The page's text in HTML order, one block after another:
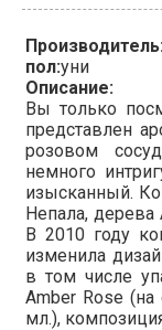
Производитель:
пол:уни
Описание:
Вы только
представлен
розовом
немного
изысканный.
Непала, дерева
В 2010 году
изменила
в том числе
Amber Rose
мл.),